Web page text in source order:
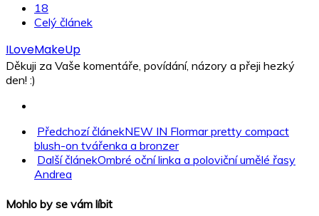
18
Celý článek
ILoveMakeUp
Děkuji za Vaše komentáře, povídání, názory a přeji hezký
den! :)
Předchozí článekNEW IN Flormar pretty compact
blush-on tvářenka a bronzer
Další článekOmbré oční linka a poloviční umělé řasy
Andrea
Mohlo by se vám líbit